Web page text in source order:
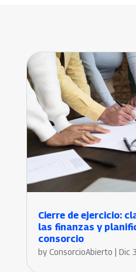
Cierre de ejercicio:
las finanzas y
consorcio
by ConsorcioAbierto | Dic